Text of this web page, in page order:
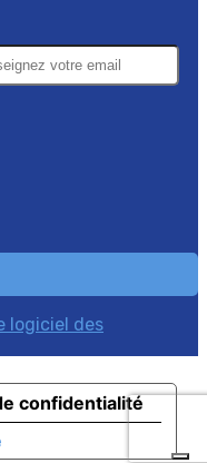
logiciel des
confidentialité